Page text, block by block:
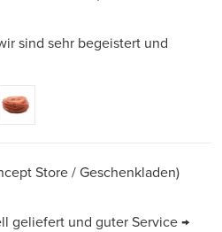
sind sehr begeistert und
Store / Geschenkladen)
geliefert und guter Service →